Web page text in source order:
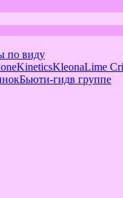
по виду
KineticsKleonaLime
Бьюти-гидв группе